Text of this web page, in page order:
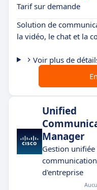
Tarif sur demande
Solution de
la vidéo, le chat et la
Voir plus de
Unified
Manager
Gestion unifiée
d'entreprise